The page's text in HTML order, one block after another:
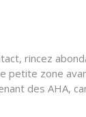
rincez
petite zone
des AHA,